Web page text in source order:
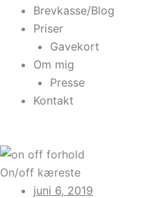
Brevkasse/Blog
Priser
Gavekort
Om mig
Presse
Kontakt
On/off kæreste
juni 6, 2019